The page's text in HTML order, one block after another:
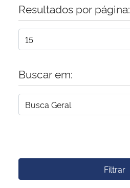
Resultados por página:
Buscar em:
Filtrar